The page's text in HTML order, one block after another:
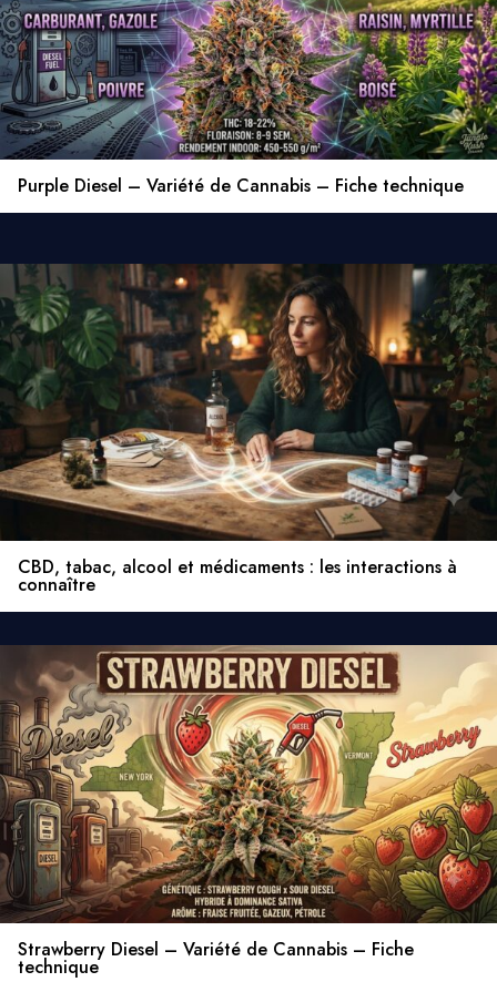
Purple Diesel – Variété de Cannabis – Fiche technique
CBD, tabac, alcool et médicaments : les interactions à
connaître
Strawberry Diesel – Variété de Cannabis – Fiche
technique